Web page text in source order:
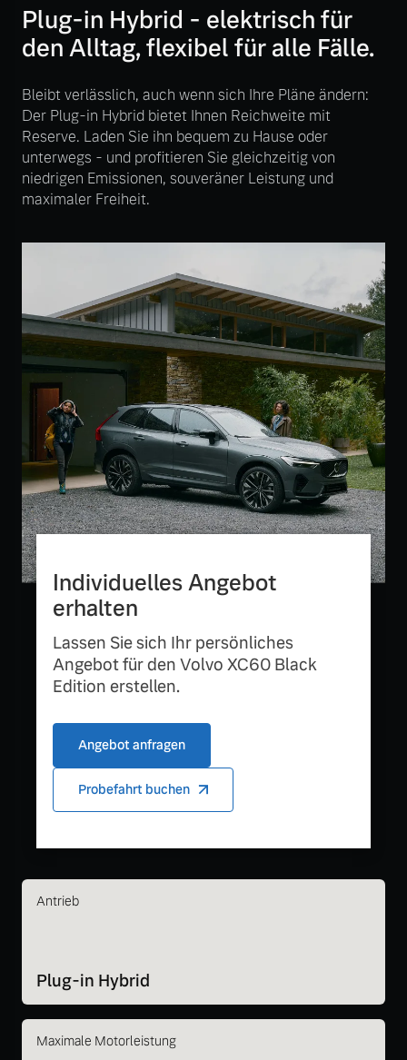
Volvo Selekt
Gebrauchtwagen
Die Neuwagenalternative
Mehr erfahren
Mehr erfahren
Entdecken Sie unsere
saisonalen Angebote.
Finanzierung & Leasing
Plug-in Hybrid - elektrisch für
den Alltag, flexibel für alle Fälle.
Bleibt verlässlich, auch wenn sich Ihre Pläne ändern:
Der Plug-in Hybrid bietet Ihnen Reichweite mit
Reserve. Laden Sie ihn bequem zu Hause oder
unterwegs - und profitieren Sie gleichzeitig von
niedrigen Emissionen, souveräner Leistung und
maximaler Freiheit.
Individuelles Angebot
erhalten
Lassen Sie sich Ihr persönliches
Angebot für den Volvo XC60 Black
Edition erstellen.
Angebot anfragen
Probefahrt buchen
Antrieb
Plug-in Hybrid
Maximale Motorleistung